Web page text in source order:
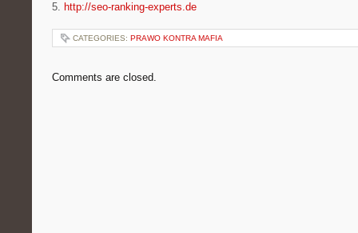
5. http://seo-ranking-experts.de
CATEGORIES: PRAWO KONTRA MAFIA
Comments are closed.